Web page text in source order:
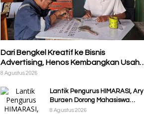
Dari Bengkel Kreatif ke Bisnis
Advertising, Henos Kembangkan Usaha
Berkat KUR BRI
8 Agustus 2026
Lantik Pengurus HIMARASI, Ary
Buraen Dorong Mahasiswa
Amarasi Bangun Gerakan Moral
8 Agustus 2026